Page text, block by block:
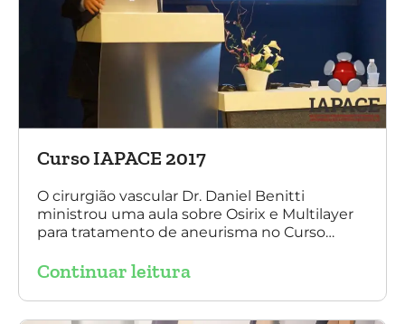
Curso IAPACE 2017
O cirurgião vascular Dr. Daniel Benitti
ministrou uma aula sobre Osirix e Multilayer
para tratamento de aneurisma no Curso
2017). Agradecemos a todos os participantes
Sergio Belczak pelo convite!
Continuar leitura